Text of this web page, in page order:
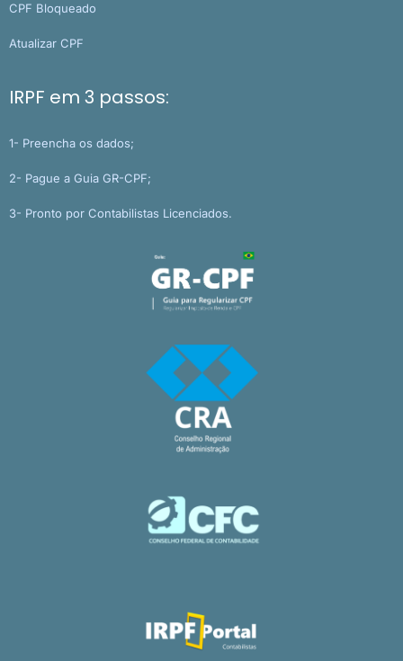
CPF Bloqueado
Atualizar CPF
IRPF em 3 passos:
1- Preencha os dados;
2- Pague a Guia GR-CPF;
3- Pronto por Contabilistas Licenciados.